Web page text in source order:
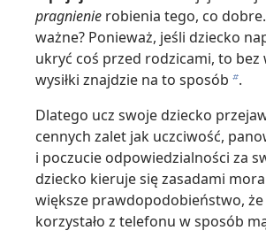
pragnienie robienia tego, co
ważne? Ponieważ, jeśli dziecko
ukryć coś przed rodzicami, to bez
wysiłki znajdzie na to sposób b.
Dlatego ucz swoje dziecko
cennych zalet jak uczciwość,
i poczucie odpowiedzialności za
dziecko kieruje się zasadami
większe prawdopodobieństwo,
korzystało z telefonu w sposób